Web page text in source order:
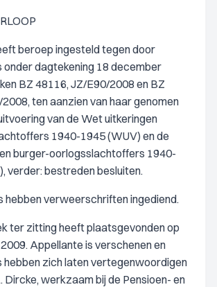
beroep ingesteld tegen door
dagtekening 18 december
BZ 48116, JZ/E90/2008 en BZ
ten aanzien van haar genomen
van de Wet uitkeringen
1940-1945 (WUV) en de
burger-oorlogsslachtoffers 1940-
verder: bestreden besluiten.
verweerschriften ingediend.
ter zitting heeft plaatsgevonden op
Appellante is verschenen en
zich laten vertegenwoordigen
Dircke, werkzaam bij de Pensioen- en